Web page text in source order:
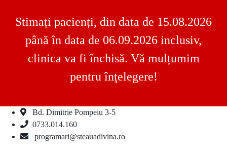
Stimați pacienți, din data de 15.08.2026
până în data de 06.09.2026 inclusiv,
clinica va fi închisă. Vă mulțumim
pentru înţelegere!
Skip
Bd. Dimitrie Pompeiu 3-5
0733.014.160
programari@steauadivina.ro